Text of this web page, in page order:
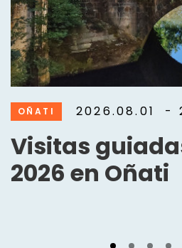
OÑATI 2026.08.01 -
Visitas
2026 en Oñati